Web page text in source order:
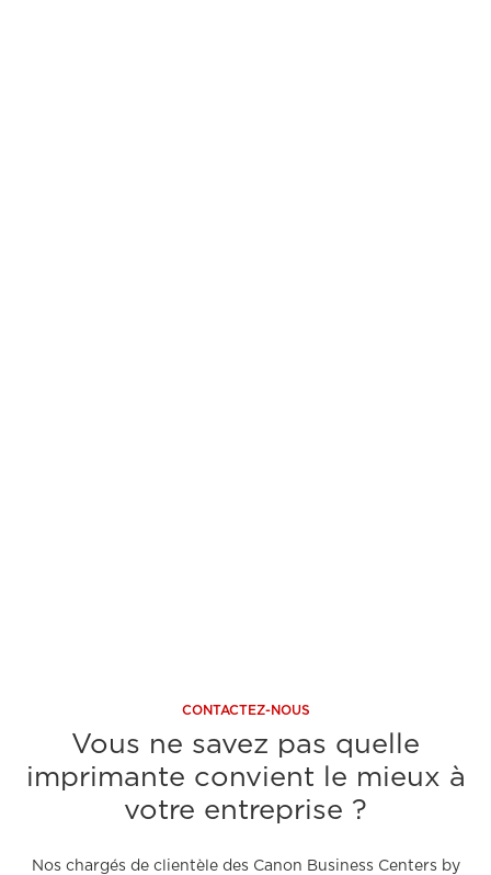
CONTACTEZ-NOUS
Vous ne savez pas quelle
imprimante convient le mieux à
votre entreprise ?
Nos chargés de clientèle des Canon Business Centers by